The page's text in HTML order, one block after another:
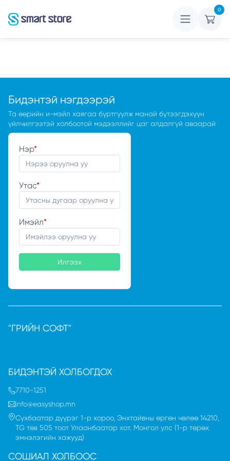
0
Бидэнтэй нэгдээрэй
Та өөрийн и-мэйл хаягаа бүртгүүлж манай бүтээгдэхүүн
үйлчилгээтэй холбоотой мэдээллийг цаг алдалгүй аваарай
Нэр*
Утас*
Имэйл*
Илгээх
"ГРИЙН СОФТ"
БИДЭНТЭЙ ХОЛБОГДОХ
7710-1251
info@easyshop.mn
Сүхбаатар дүүрэг 1-р хороо, Энхтайвны өргөн чөлөө 14210,
TG төв 505 тоот Улаанбаатар хот. Монгол улc (1-р төрөх
эмнэлэгийн хажууд)
СОШИАЛ ХОЛБООС